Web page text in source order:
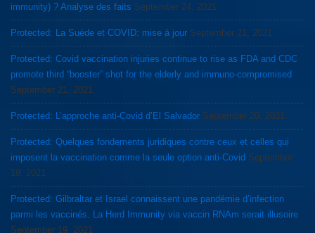
immunity) ? Analyse des faits September 24, 2021
Protected: La Suède et COVID: mise à jour September 21, 2021
Protected: Covid vaccination injuries continue to rise as FDA and CDC
promote third “booster” shot for the elderly and immuno-compromised
September 21, 2021
Protected: L’approche anti-Covid d’El Salvador September 20, 2021
Protected: Quelques fondements juridiques contre ceux et celles qui
imposent la vaccination comme la seule option anti-Covid September
19, 2021
Protected: Gilbraltar et Israel connaissent une pandémie d’infection
parmi les vaccinés. La Herd Immunity via vaccin RNAm serait illusoire
September 19, 2021